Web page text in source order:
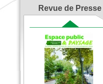
Revue de Presse